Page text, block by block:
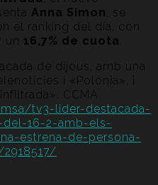
Anna Simon, se
el ranking del día, con
un 16,7% de cuota.
de dijous, amb una
i «Polònia», i
CCMA
tv3-lider-destacada-
16-2-amb-els-
estrena-de-persona-